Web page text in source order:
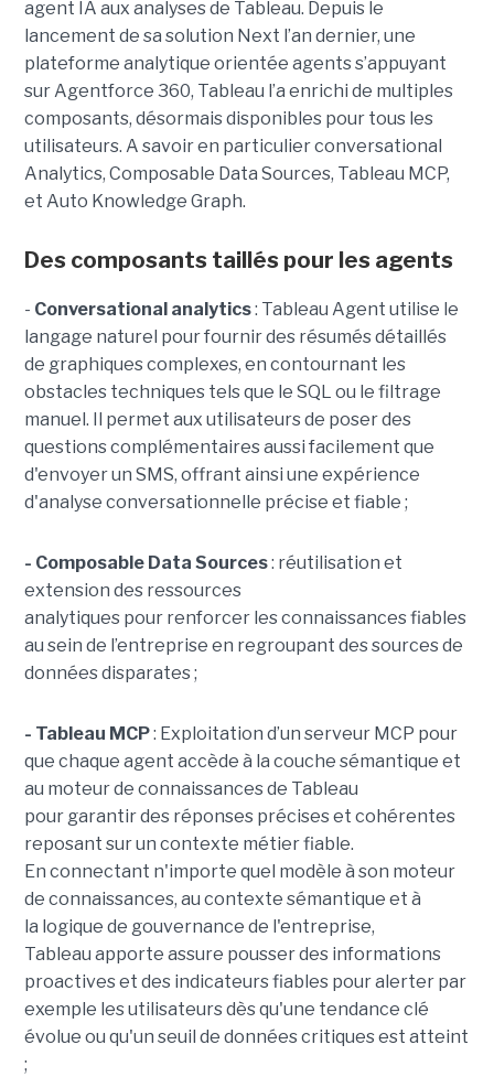
agent IA aux analyses de Tableau. Depuis le
lancement de sa solution Next l’an dernier, une
plateforme analytique orientée agents s’appuyant
sur Agentforce 360, Tableau l’a enrichi de multiples
composants, désormais disponibles pour tous les
utilisateurs. A savoir en particulier conversational
Analytics, Composable Data Sources, Tableau MCP,
et Auto Knowledge Graph.
Des composants taillés pour les agents
- Conversational analytics: Tableau Agent utilise le
langage naturel pour fournir des résumés détaillés
de graphiques complexes, en contournant les
obstacles techniques tels que le SQL ou le filtrage
manuel. Il permet aux utilisateurs de poser des
questions complémentaires aussi facilement que
d'envoyer un SMS, offrant ainsi une expérience
d'analyse conversationnelle précise et fiable ;
- Composable Data Sources: réutilisation et
extension des ressources
analytiques pour renforcer les connaissances fiables
au sein de l’entreprise en regroupant des sources de
données disparates ;
- Tableau MCP: Exploitation d’un serveur MCP pour
que chaque agent accède à la couche sémantique et
au moteur de connaissances de Tableau
pour garantir des réponses précises et cohérentes
reposant sur un contexte métier fiable.
En connectant n'importe quel modèle à son moteur
de connaissances, au contexte sémantique et à
la logique de gouvernance de l'entreprise,
Tableau apporte assure pousser des informations
proactives et des indicateurs fiables pour alerter par
exemple les utilisateurs dès qu'une tendance clé
évolue ou qu'un seuil de données critiques est atteint
;